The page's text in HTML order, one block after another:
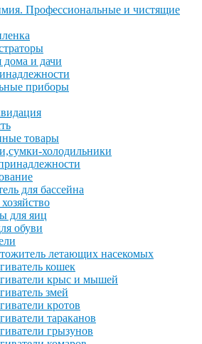
Профессиональные и чистящие
дома и дачи
приборы
товары
холодильники
для бассейна
для яиц
обуви
летающих насекомых
кошек
крыс и мышей
змей
кротов
тараканов
грызунов